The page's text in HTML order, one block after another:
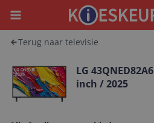
Menu
Terug naar televisie
LG
inch / 2025